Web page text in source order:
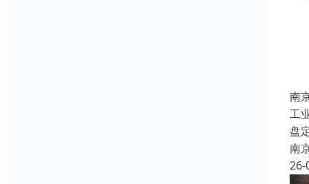
南
工
盘
南
26-